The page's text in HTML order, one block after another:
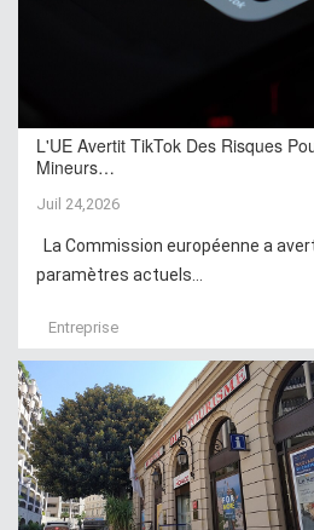
L'UE Avertit TikTok Des Risques
Mineurs…
Juil 24,2026
La Commission européenne a
paramètres actuels...
Entreprise